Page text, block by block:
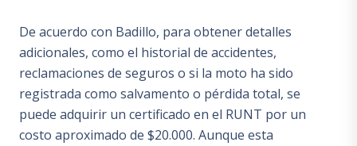
De acuerdo con Badillo, para obtener detalles
adicionales, como el historial de accidentes,
reclamaciones de seguros o si la moto ha sido
registrada como salvamento o pérdida total, se
puede adquirir un certificado en el RUNT por un
costo aproximado de $20.000. Aunque esta